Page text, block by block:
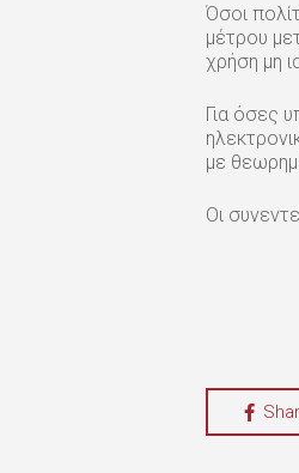
Όσοι
μέτρου
χρήση μη
Για όσες
με
Οι